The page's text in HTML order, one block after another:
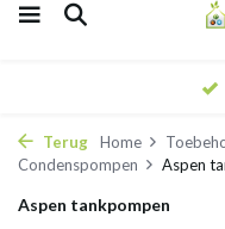
Terug Home
Condenspompen
Aspen
Aspen tankpompen